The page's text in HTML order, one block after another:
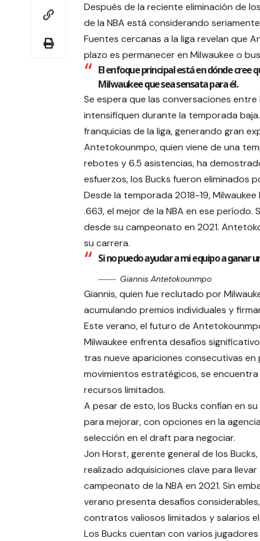
Después de la reciente eliminación de
de la NBA está considerando
Fuentes cercanas a la liga revelan que
plazo es permanecer en Milwaukee o
El enfoque principal está en dónde cree
Milwaukee que sea sensata para él.
Se espera que las conversaciones
intensifiquen durante la temporada
franquicias de la liga, generando gran
Antetokounmpo, quien viene de una
rebotes y 6.5 asistencias, ha
esfuerzos, los Bucks fueron eliminados
Desde la temporada 2018-19,
.663, el mejor de la NBA en ese
desde su campeonato en 2021.
su carrera.
Si no puedo ayudar a mi equipo a ganar
Giannis Antetokounmpo
Giannis, quien fue reclutado por
acumulando premios individuales y
Este verano, el futuro de
Milwaukee enfrenta desafíos
tras nueve apariciones consecutivas en
movimientos estratégicos, se
recursos limitados.
A pesar de esto, los Bucks confían en
para mejorar, con opciones en la
selección en el draft para negociar.
Jon Horst, gerente general de los Bucks,
realizado adquisiciones clave para llevar
campeonato de la NBA en 2021. Sin
verano presenta desafíos
contratos valiosos limitados y salarios
Los Bucks cuentan con varios